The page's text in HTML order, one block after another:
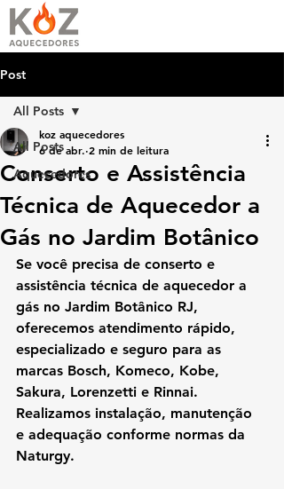
Post
All Posts
Aquecedores
All Posts
Conserto e Assistência
Técnica de Aquecedor a
Gás no Jardim Botânico
koz aquecedores
6 de abr. 2 min de leitura
Se você precisa de conserto e
assistência técnica de aquecedor a
gás no Jardim Botânico RJ,
oferecemos atendimento rápido,
especializado e seguro para as
marcas Bosch, Komeco, Kobe,
Sakura, Lorenzetti e Rinnai.
Realizamos instalação, manutenção
e adequação conforme normas da
Naturgy.